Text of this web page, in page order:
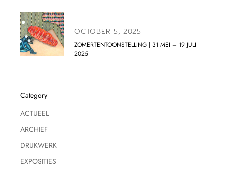
OCTOBER 5, 2025
ZOMERTENTOONSTELLING | 31 MEI – 19 JULI
2025
Category
ACTUEEL
ARCHIEF
DRUKWERK
EXPOSITIES